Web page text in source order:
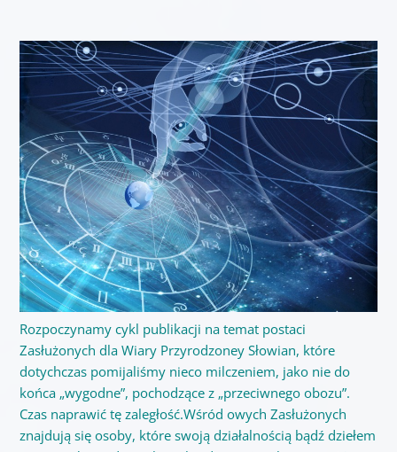
Rozpoczynamy cykl publikacji na temat postaci
Zasłużonych dla Wiary Przyrodzoney Słowian, które
dotychczas pomijaliśmy nieco milczeniem, jako nie do
końca „wygodne”, pochodzące z „przeciwnego obozu”.
Czas naprawić tę zaległość.Wśród owych Zasłużonych
znajdują się osoby, które swoją działalnością bądź dziełem